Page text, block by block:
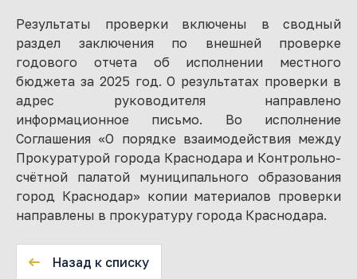
Результаты проверки включены в сводный
раздел заключения по внешней проверке
годового отчета об исполнении местного
бюджета за 2025 год. О результатах проверки в
адрес руководителя направлено
информационное письмо. Во исполнение
Соглашения «О порядке взаимодействия между
Прокуратурой города Краснодара и Контрольно-
счётной палатой муниципального образования
город Краснодар» копии материалов проверки
направлены в прокуратуру города Краснодара.
Назад к списку